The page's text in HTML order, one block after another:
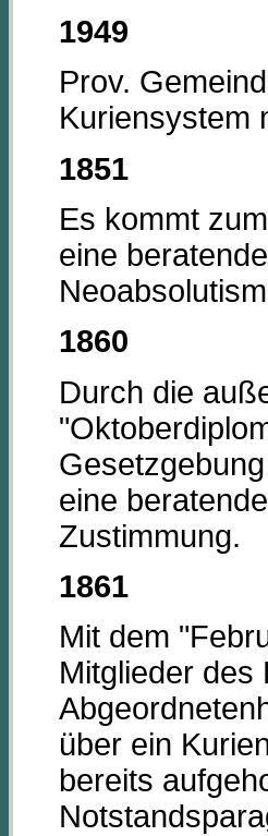
1949
Prov.
Kuriensystem
1851
Es kommt
eine
1860
Durch die
eine
Zustimmung.
1861
Mit dem
Mitglieder des
über ein
bereits